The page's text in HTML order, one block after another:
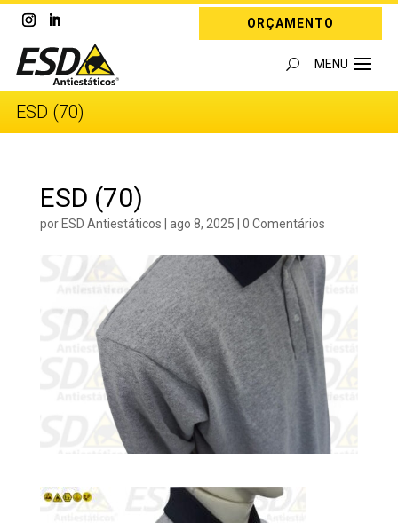
ORÇAMENTO
ESD (70)
ESD (70)
porESD Antiestáticos | ago 8, 2025 | 0 Comentários